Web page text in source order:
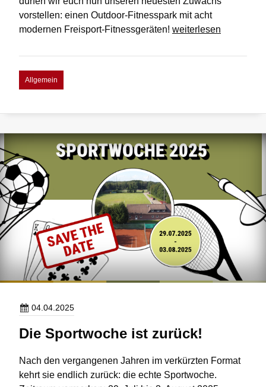
vorstellen: einen Outdoor-Fitnesspark mit acht
modernen Freisport-Fitnessgeräten! Neuer
Fitnesspark:
zur
unseres
Vereinsgeländes
weiterlesen
Allgemein
04.04.2025
Die Sportwoche ist zurück!
Nach den vergangenen Jahren im verkürzten Format
kehrt sie endlich zurück: die echte Sportwoche.